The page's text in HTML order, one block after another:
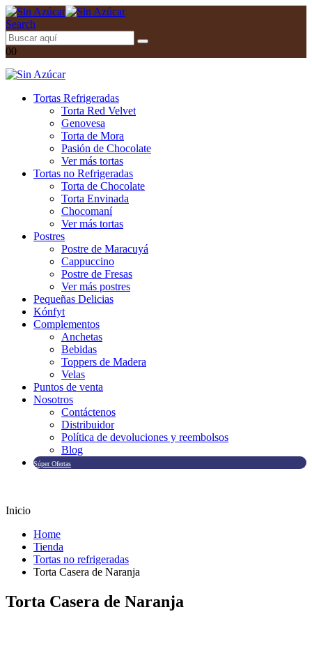
Search
00
Tortas Refrigeradas
Torta Red Velvet
Genovesa
Torta de Mora
Pasión de Chocolate
Ver más tortas
Tortas no Refrigeradas
Torta de Chocolate
Torta Envinada
Chocomaní
Ver más tortas
Postres
Postre de Maracuyá
Cappuccino
Postre de Fresas
Ver más postres
Pequeñas Delicias
Kónfyt
Complementos
Anchetas
Bebidas
Toppers de Madera
Velas
Puntos de venta
Nosotros
Contáctenos
Distribuidor
Política de devoluciones y reembolsos
Blog
Súper Ofertas
Inicio
Home
Tienda
Tortas no refrigeradas
Torta Casera de Naranja
Torta Casera de Naranja